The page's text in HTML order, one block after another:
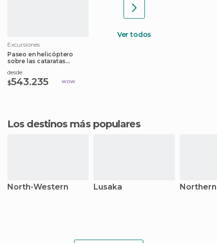
Excursiones
Paseo en helicóptero
sobre las cataratas
desde
$543.235 WOW
Ver todos
Los destinos más populares
North-Western Lusaka Northern